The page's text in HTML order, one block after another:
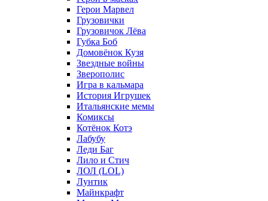
Герои Марвел
Грузовички
Грузовичок Лёва
Губка Боб
Домовёнок Кузя
Звездные войны
Зверополис
Игра в кальмара
История Игрушек
Итальянские мемы
Комиксы
Котёнок Котэ
Лабубу
Леди Баг
Лило и Стич
ЛОЛ (LOL)
Лунтик
Майнкрафт